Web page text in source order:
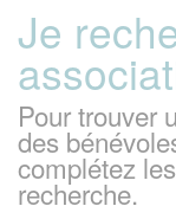
Je
Pour trouver
des
complétez
recherche.